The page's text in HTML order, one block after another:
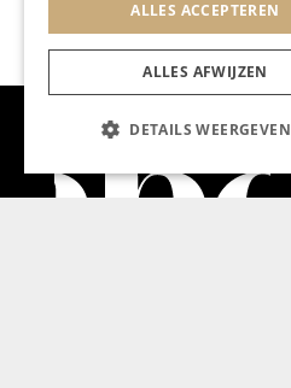
ALLES ACCEPTEREN
ALLES AFWIJZEN
DETAILS WEERGEVEN